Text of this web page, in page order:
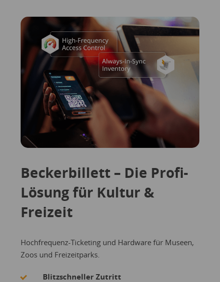
Beckerbillett – Die Profi-
Lösung für Kultur &
Freizeit
Hochfrequenz-Ticketing und Hardware für Museen,
Zoos und Freizeitparks.
Blitzschneller Zutritt